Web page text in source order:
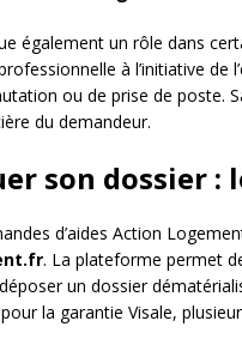
également un rôle dans
à l’initiative de
ou de prise de poste.
du demandeur.
son dossier :
d’aides Action
. La plateforme permet
un dossier
la garantie Visale,